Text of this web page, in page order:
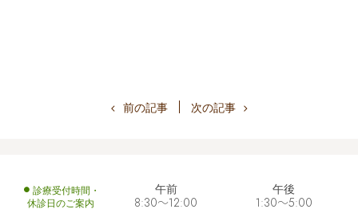
前の記事 次の記事
診療受付時間・
休診日のご案内
午前
8:30～12:00
午後
1:30～5:00